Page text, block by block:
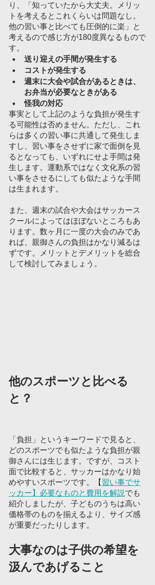
り、「知っていたから大丈夫。メリッ
トを考えるとこれくらいは問題なし。
他の習い事と比べても圧倒的に楽」と
考えるので感じ方が180度異なるもので
送り迎えの手間が発生する
コストが発生する
週末に大会や試合があるときは、
お弁当が必要なときがある
怪我の対応
事実として上記のような負担が発生す
る可能性は否めません。ただし、これ
らは多くの習い事に共通して発生しま
すし、習い事をさせずに家で面倒を見
るとなっても、いずれにせよ手間は発
生します。運動系ではなく文化系の習
い事をさせるにしても似たような手間
は生まれます。
また、週末の試合や大会はサッカース
クールによってはほぼないところもあ
ります。数ヶ月に一度の大会のみであ
れば、親御さんの負担はかなり減るは
ずです。メリットとデメリットを総合
他のスポーツと比べる
と？
「負担」というキーワードで見ると、
どのスポーツでも似たような負担が親
御さんには生じます。ですが、コスト
面で比較すると、サッカーはかなり始
めやすいスポーツです。【 習い事でサ
ッカー】必要なものと費用を解説でも
紹介しましたが、子どものうちは高い
価格帯のものを揃えるより、サイズ感
が重要だったりします。
大事なのは子供の希望を
汲んであげること